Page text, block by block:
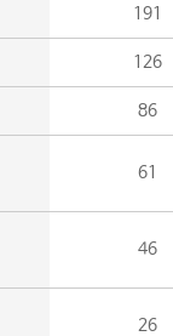
191
126
86
61
46
26